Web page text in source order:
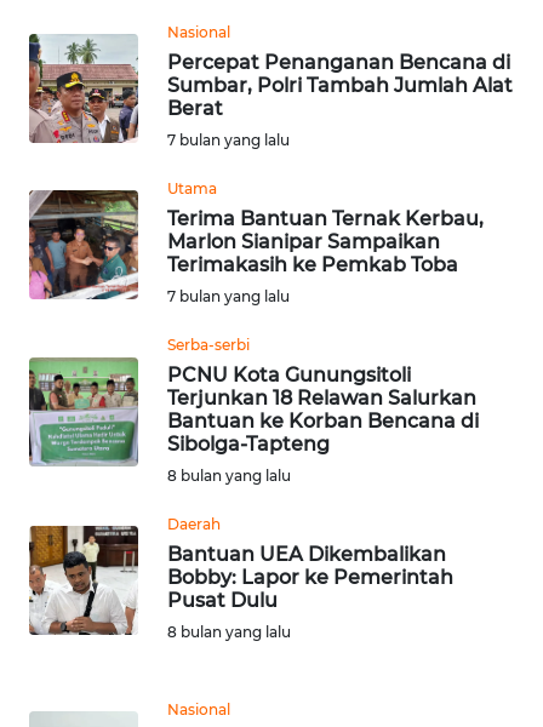
Nasional
Percepat Penanganan Bencana di
Sumbar, Polri Tambah Jumlah Alat
Berat
7 bulan yang lalu
Utama
Terima Bantuan Ternak Kerbau,
Marlon Sianipar Sampaikan
Terimakasih ke Pemkab Toba
7 bulan yang lalu
Serba-serbi
PCNU Kota Gunungsitoli
Terjunkan 18 Relawan Salurkan
Bantuan ke Korban Bencana di
Sibolga-Tapteng
8 bulan yang lalu
Daerah
Bantuan UEA Dikembalikan
Bobby: Lapor ke Pemerintah
Pusat Dulu
8 bulan yang lalu
Nasional
WN
KALTARA
WN
WN
KALTIM
WN
GORONTALO
SULUT
WN
MALUKU
MALUT